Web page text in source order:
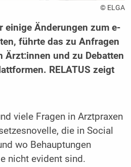
© ELGA
einige Änderungen zum e-
führte das zu Anfragen
Ärzt:innen und zu Debatten
RELATUS zeigt
viele Fragen in Arztpraxen
die in Social
wo Behauptungen
nicht evident sind.